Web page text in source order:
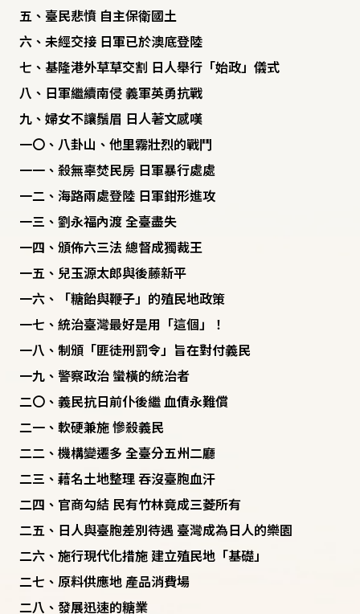
五、臺民悲憤 自主保衛國土
六、未經交接 日軍已於澳底登陸
七、基隆港外草草交割 日人舉行「始政」儀式
八、日軍繼續南侵 義軍英勇抗戰
九、婦女不讓鬚眉 日人著文感嘆
一〇、八卦山、他里霧壯烈的戰鬥
一一、殺無辜焚民房 日軍暴行處處
一二、海路兩處登陸 日軍鉗形進攻
一三、劉永福內渡 全臺盡失
一四、頒佈六三法 總督成獨裁王
一五、兒玉源太郎與後藤新平
一六、「糖飴與鞭子」的殖民地政策
一七、統治臺灣最好是用「這個」！
一八、制頒「匪徒刑罰令」旨在對付義民
一九、警察政治 蠻橫的統治者
二〇、義民抗日前仆後繼 血債永難償
二一、軟硬兼施 慘殺義民
二二、機構變遷多 全臺分五州二廳
二三、藉名土地整理 吞沒臺胞血汗
二四、官商勾結 民有竹林竟成三菱所有
二五、日人與臺胞差別待遇 臺灣成為日人的樂園
二六、施行現代化措施 建立殖民地「基礎」
二七、原料供應地 產品消費場
二八、發展迅速的糖業